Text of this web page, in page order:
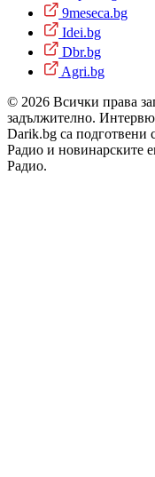
9meseca.bg
Idei.bg
Dbr.bg
Agri.bg
© 2026 Всички права
задължително.
Darik.bg са подготвени
Радио и новинарските
Радио.